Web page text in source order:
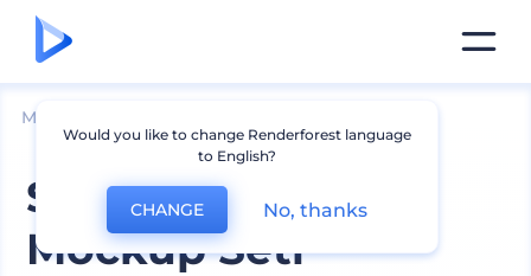
Mockuplar
Sırt Çantası Marka
Mockup Seti
Would you like to change Renderforest language
to English?
CHANGE No, thanks